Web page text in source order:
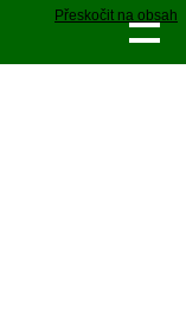
Přeskočit na obsah